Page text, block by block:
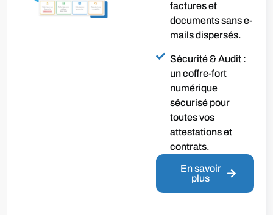
factures et
documents sans e-
mails dispersés.
Sécurité & Audit :
un coffre-fort
numérique
sécurisé pour
toutes vos
attestations et
contrats.
En savoir
plus